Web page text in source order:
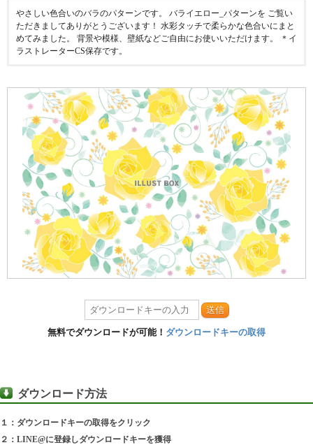
やさしい色合いのバラのパターンです。 バライエロー_パターンを ご覧い
ただきましてありがとうございます！ 水彩タッチで柔らかな色合いにまと
めてみました。 背景や模様、壁紙などご自由にお使いいただけます。 ＊イ
ラストレーターCS保存です。
送信
無料でダウンロードが可能！ ダウンロードキーの取得
ダウンロード方法
１：ダウンロードキーの取得をクリック
２：LINE@に登録しダウンロードキーを獲得